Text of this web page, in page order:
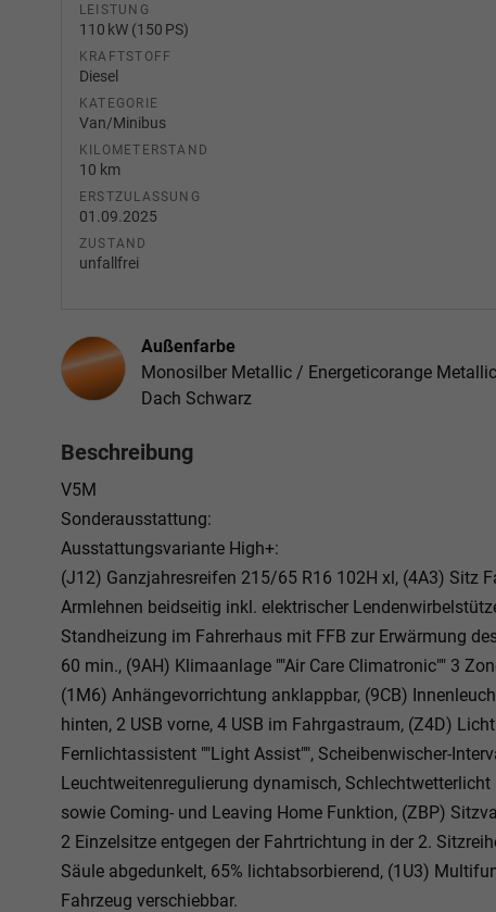
LEISTUNG
110 kW (150 PS)
KRAFTSTOFF
Diesel
KATEGORIE
Van/Minibus
KILOMETERSTAND
10 km
ERSTZULASSUNG
01.09.2025
ZUSTAND
unfallfrei
Außenfarbe
Monosilber Metallic / Energeticorange Metallic
Dach Schwarz
Beschreibung
V5M
Sonderausstattung:
Ausstattungsvariante High+:
(J12) Ganzjahresreifen 215/65 R16 102H xl, (4A3) Sitz
Armlehnen beidseitig inkl. elektrischer
Standheizung im Fahrerhaus mit FFB zur Erwärmung
60 min., (9AH) Klimaanlage ""Air Care Climatronic"" 3
(1M6) Anhängevorrichtung anklappbar, (9CB)
hinten, 2 USB vorne, 4 USB im Fahrgastraum, (Z4D)
Fernlichtassistent ""Light Assist"", Scheibenwischer-
Leuchtweitenregulierung dynamisch,
sowie Coming- und Leaving Home Funktion, (ZBP)
2 Einzelsitze entgegen der Fahrtrichtung in der 2.
Säule abgedunkelt, 65% lichtabsorbierend, (1U3)
Fahrzeug verschiebbar.